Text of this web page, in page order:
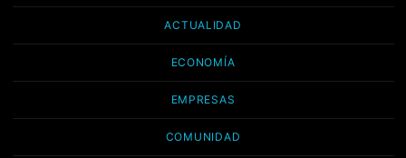
ACTUALIDAD
ECONOMÍA
EMPRESAS
COMUNIDAD